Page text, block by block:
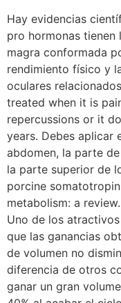
Hay evidencias
pro hormonas tienen
magra conformada
rendimiento físico y
oculares
treated when it is
repercussions or it
years. Debes aplicar
abdomen, la parte
la parte superior de
porcine
metabolism: a
Uno de los
que las ganancias
de volumen no
diferencia de otros
ganar un gran